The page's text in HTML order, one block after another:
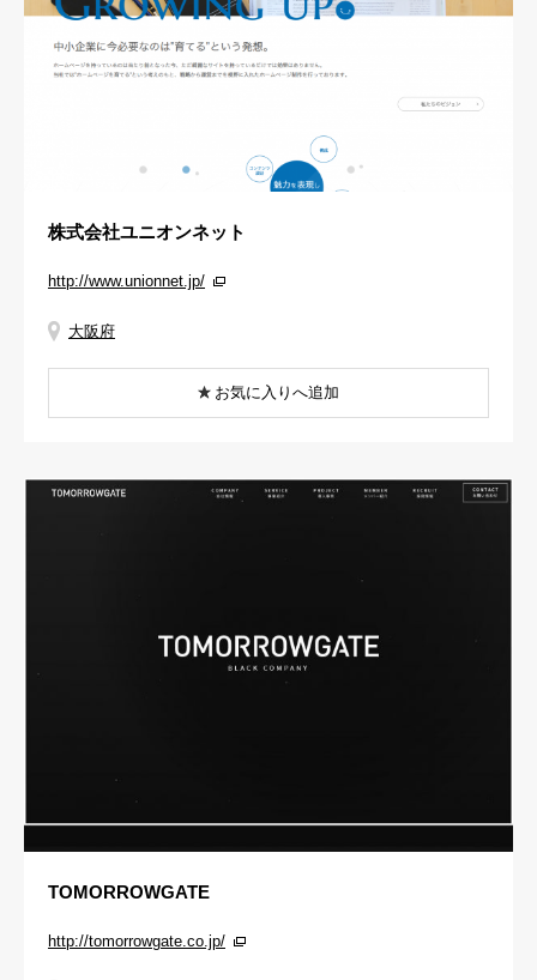
株式会社ユニオンネット
http://www.unionnet.jp/
大阪府
お気に入りへ追加
TOMORROWGATE
http://tomorrowgate.co.jp/